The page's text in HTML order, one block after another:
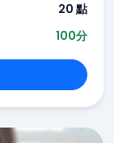
20 點
100分